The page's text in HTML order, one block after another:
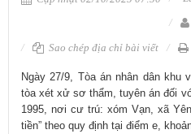
Sao chép địa chỉ bài viết
Ngày 27/9, Tòa án nhân dân
tòa xét xử sơ thẩm, tuyên án đối
1995, nơi cư trú: xóm Vạn, xã
tiền” theo quy định tại điểm e,